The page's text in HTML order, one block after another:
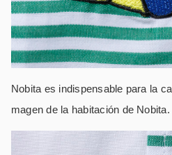
Nobita es indispensable para la
magen de la habitación de Nobita.